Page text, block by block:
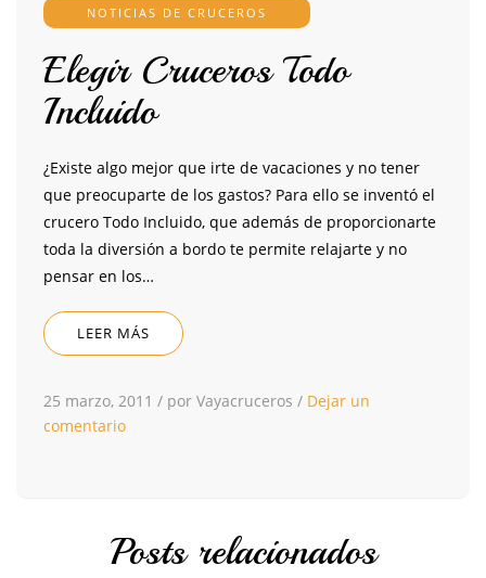
NOTICIAS DE CRUCEROS
Elegir Cruceros Todo
Incluido
¿Existe algo mejor que irte de vacaciones y no tener
que preocuparte de los gastos? Para ello se inventó el
crucero Todo Incluido, que además de proporcionarte
toda la diversión a bordo te permite relajarte y no
pensar en los…
LEER MÁS
25 marzo, 2011 / por Vayacruceros / Dejar un
comentario
Posts relacionados